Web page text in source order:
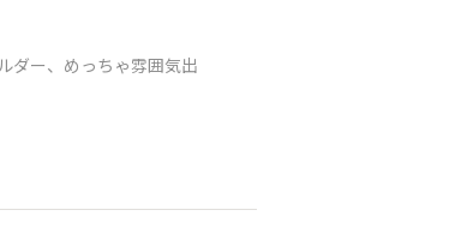
ダー、めっちゃ雰囲気出